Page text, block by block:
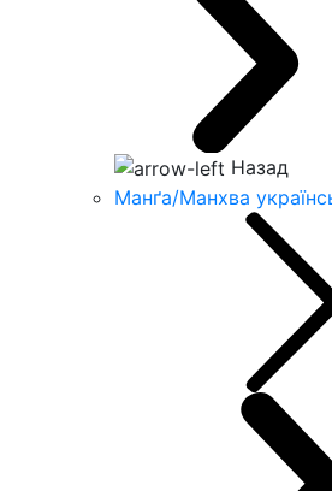
Назад
Манґа/Манхва